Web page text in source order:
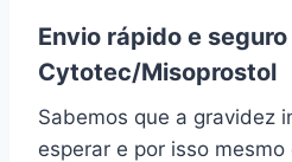
Envio rápido e
Cytotec/Misoprostol
Sabemos que a gravidez
esperar e por isso